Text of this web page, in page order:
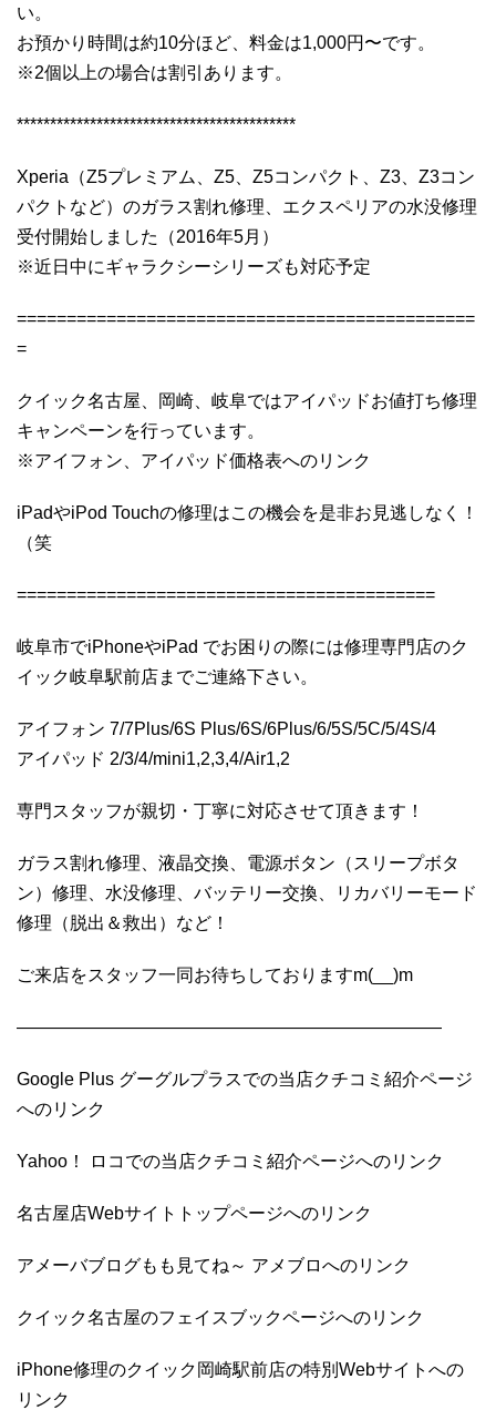
い。
お預かり時間は約10分ほど、料金は1,000円〜です。
※2個以上の場合は割引あります。
******************************************
Xperia（Z5プレミアム、Z5、Z5コンパクト、Z3、Z3コン
パクトなど）のガラス割れ修理、エクスペリアの水没修理
受付開始しました（2016年5月）
※近日中にギャラクシーシリーズも対応予定
==============================================
=
クイック名古屋、岡崎、岐阜ではアイパッドお値打ち修理
キャンペーンを行っています。
※アイフォン、アイパッド価格表へのリンク
iPadやiPod Touchの修理はこの機会を是非お見逃しなく！
（笑
==========================================
岐阜市でiPhoneやiPad でお困りの際には修理専門店のク
イック岐阜駅前店までご連絡下さい。
アイフォン 7/7Plus/6S Plus/6S/6Plus/6/5S/5C/5/4S/4
アイパッド 2/3/4/mini1,2,3,4/Air1,2
専門スタッフが親切・丁寧に対応させて頂きます！
ガラス割れ修理、液晶交換、電源ボタン（スリープボタ
ン）修理、水没修理、バッテリー交換、リカバリーモード
修理（脱出＆救出）など！
ご来店をスタッフ一同お待ちしておりますm(__)m
————————————————————————
Google Plus グーグルプラスでの当店クチコミ紹介ページ
へのリンク
Yahoo！ ロコでの当店クチコミ紹介ページへのリンク
名古屋店Webサイトトップページへのリンク
アメーバブログもも見てね～ アメブロへのリンク
クイック名古屋のフェイスブックページへのリンク
iPhone修理のクイック岡崎駅前店の特別Webサイトへの
リンク